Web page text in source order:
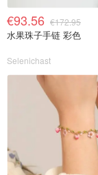
€93.56 €172.95
水果珠子手链 彩色
Selenichast